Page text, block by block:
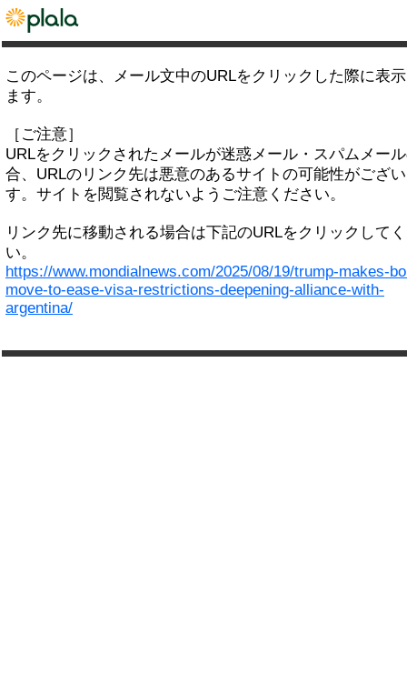
このページは、メール文中のURLをクリックした際に表
ます。
［ご注意］
URLをクリックされたメールが迷惑メール・スパムメー
合、URLのリンク先は悪意のあるサイトの可能性がござ
す。サイトを閲覧されないようご注意ください。
リンク先に移動される場合は下記のURLをクリックして
い。
https://www.mondialnews.com/2025/08/19/trump-makes-
move-to-ease-visa-restrictions-deepening-alliance-with-
argentina/